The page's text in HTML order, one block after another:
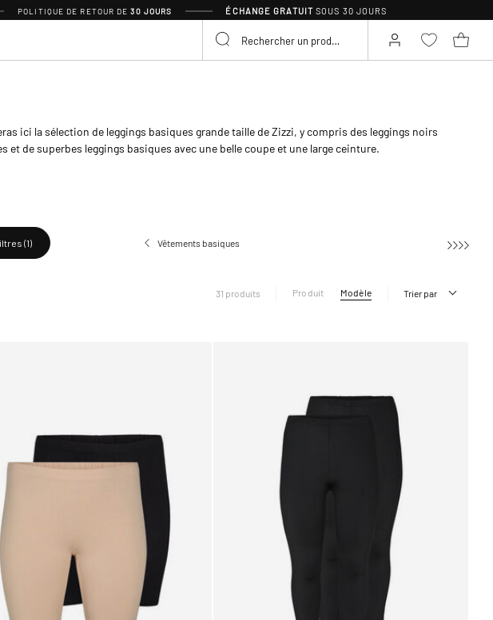
POLITIQUE DE RETOUR DE30 JOURS ÉCHANGE GRATUITSOUS 30 JOURS
ici la sélection de leggings basiques grande taille de Zizzi, y compris des leggings noirs
et de superbes leggings basiques avec une belle coupe et une large ceinture.
(1) Vêtements basiques
31 produits Produit Modèle Trier par